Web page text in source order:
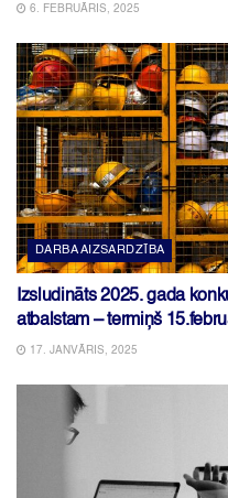
6. FEBRUĀRIS, 2025
DARBA AIZSARDZĪBA
Izsludināts 2025. gada
atbalstam – termiņš
17. JANVĀRIS, 2025